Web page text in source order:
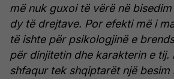
më nuk guxoi të vërë në
dy të drejtave. Por efekti më i
të ishte për psikologjinë e
për dinjitetin dhe karakterin e tij.
shfaqur tek shqiptarët një besim